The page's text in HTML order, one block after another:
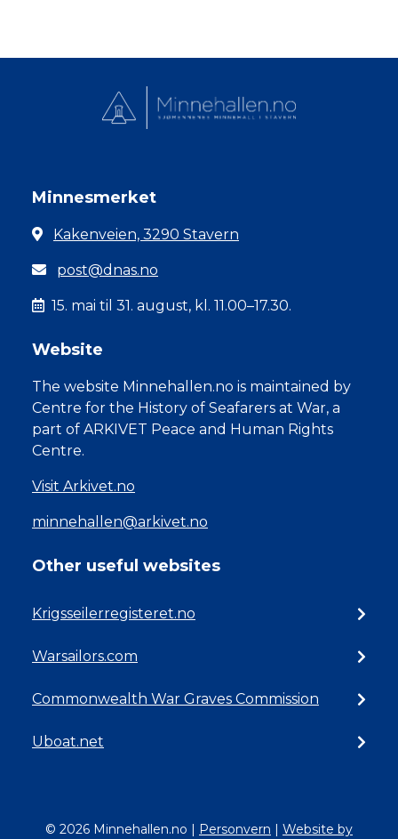
Minnesmerket
Kakenveien, 3290 Stavern
post@dnas.no
15. mai til 31. august, kl. 11.00–17.30.
Website
The website Minnehallen.no is maintained by
Centre for the History of Seafarers at War, a
part of ARKIVET Peace and Human Rights
Centre.
Visit Arkivet.no
minnehallen@arkivet.no
Other useful websites
Krigsseilerregisteret.no
Warsailors.com
Commonwealth War Graves Commission
Uboat.net
© 2026 Minnehallen.no | Personvern | Website by